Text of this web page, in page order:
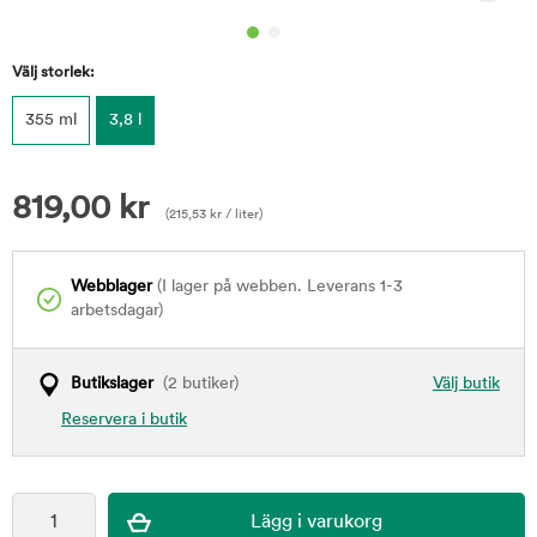
Välj storlek:
355 ml 3,8 l
819,00 kr (215,53 kr / liter)
Webblager(I lager på webben. Leverans 1-3
arbetsdagar)
Välj butik
Butikslager(2 butiker)
Reservera i butik